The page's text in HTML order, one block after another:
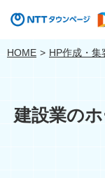
HOME HP作成・集
建設業の